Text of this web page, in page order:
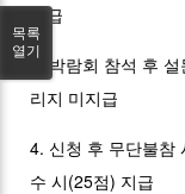
지급
3. 박람회 참석 후
리지 미지급
4. 신청 후 무단불참
수 시(25점) 지급
목록
열기